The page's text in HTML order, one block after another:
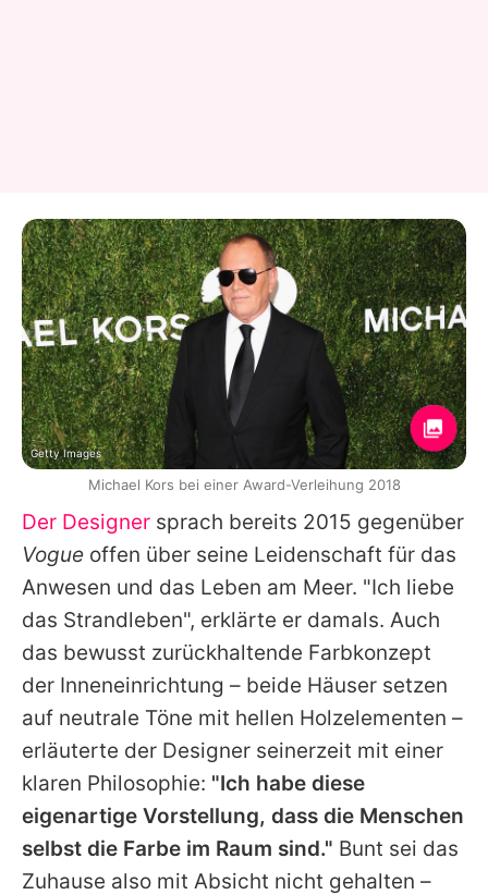
Der Designer sprach bereits 2015 gegenüber
Vogue offen über seine Leidenschaft für das
Anwesen und das Leben am Meer. "Ich liebe
das Strandleben", erklärte er damals. Auch
das bewusst zurückhaltende Farbkonzept
der Inneneinrichtung – beide Häuser setzen
auf neutrale Töne mit hellen Holzelementen –
erläuterte der Designer seinerzeit mit einer
klaren Philosophie: "Ich habe diese
eigenartige Vorstellung, dass die Menschen
selbst die Farbe im Raum sind." Bunt sei das
Zuhause also mit Absicht nicht gehalten –
Getty Images
Michael Kors bei einer Award-Verleihung 2018